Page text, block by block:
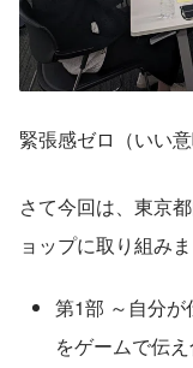
緊張感ゼロ（いい意
さて今回は、東京
ョップに取り組みま
第1部 ～自分
をゲームで伝